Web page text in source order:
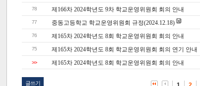
78 제166차 2024학년도 9차 학교운영위원회 회의 안내
77 중동고등학교 학교운영위원회 규정(2024.12.18)
76 제165차 2024학년도 8회 학교운영위원회 회의 안내
75 제165차 2024학년도 8회 학교운영위원회 회의 연기 안내
>> 제165차 2024학년도 8회 학교운영위원회 회의 안내
글쓰기